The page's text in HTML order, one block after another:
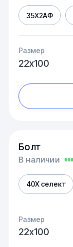
35Х2АФ
Размер
22х100
Болт
В наличии
40Х селект
Размер
22х100